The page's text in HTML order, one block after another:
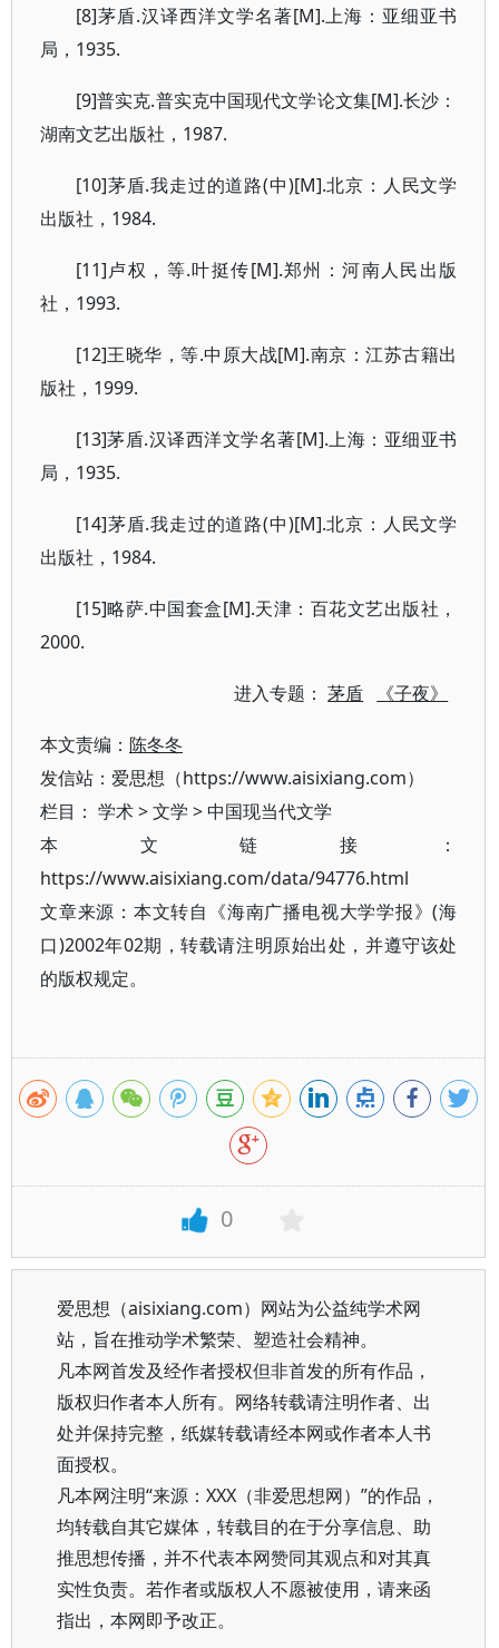
[8]茅盾.汉译西洋文学名著[M].上海：亚细亚书
局，1935.
[9]普实克.普实克中国现代文学论文集[M].长沙：
湖南文艺出版社，1987.
[10]茅盾.我走过的道路(中)[M].北京：人民文学
出版社，1984.
[11]卢权，等.叶挺传[M].郑州：河南人民出版
社，1993.
[12]王晓华，等.中原大战[M].南京：江苏古籍出
版社，1999.
[13]茅盾.汉译西洋文学名著[M].上海：亚细亚书
局，1935.
[14]茅盾.我走过的道路(中)[M].北京：人民文学
出版社，1984.
[15]略萨.中国套盒[M].天津：百花文艺出版社，
2000.
进入专题：茅盾 《子夜》
本文责编： 陈冬冬
发信站：爱思想（https://www.aisixiang.com）
栏目： 学术>文学 >中国现当代文学
本文链接：
https://www.aisixiang.com/data/94776.html
文章来源：本文转自《海南广播电视大学学报》(海
口)2002年02期，转载请注明原始出处，并遵守该处
的版权规定。
0
爱思想（aisixiang.com）网站为公益纯学术网
站，旨在推动学术繁荣、塑造社会精神。
凡本网首发及经作者授权但非首发的所有作品，
版权归作者本人所有。网络转载请注明作者、出
处并保持完整，纸媒转载请经本网或作者本人书
面授权。
凡本网注明“来源：XXX（非爱思想网）”的作品，
均转载自其它媒体，转载目的在于分享信息、助
推思想传播，并不代表本网赞同其观点和对其真
实性负责。若作者或版权人不愿被使用，请来函
指出，本网即予改正。